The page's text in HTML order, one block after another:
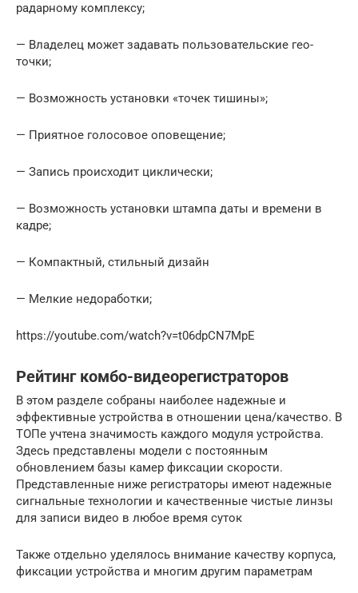
радарному комплексу;
— Владелец может задавать пользовательские гео-
точки;
— Возможность установки «точек тишины»;
— Приятное голосовое оповещение;
— Запись происходит циклически;
— Возможность установки штампа даты и времени в
кадре;
— Компактный, стильный дизайн
— Мелкие недоработки;
https://youtube.com/watch?v=t06dpCN7MpE
Рейтинг комбо-видеорегистраторов
В этом разделе собраны наиболее надежные и
эффективные устройства в отношении цена/качество. В
ТОПе учтена значимость каждого модуля устройства.
Здесь представлены модели с постоянным
обновлением базы камер фиксации скорости.
Представленные ниже регистраторы имеют надежные
сигнальные технологии и качественные чистые линзы
для записи видео в любое время суток
Также отдельно уделялось внимание качеству корпуса,
фиксации устройства и многим другим параметрам